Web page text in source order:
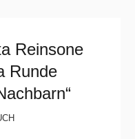
Reinsone
Runde